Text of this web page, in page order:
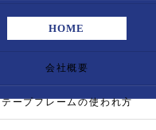
HOME
会社概要
テープフレームの使われ方